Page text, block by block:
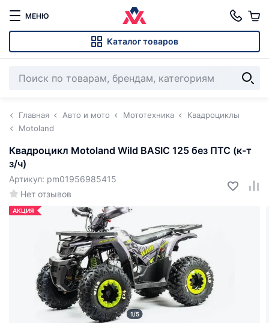
МЕНЮ
Каталог товаров
Главная Авто и мото Мототехника
Квадроциклы
Motoland
Квадроцикл Motoland Wild BASIC 125 без ПТС (к-т
з/ч)
Нет отзывов
Артикул: pm01956985415
АКЦИЯ
1/5